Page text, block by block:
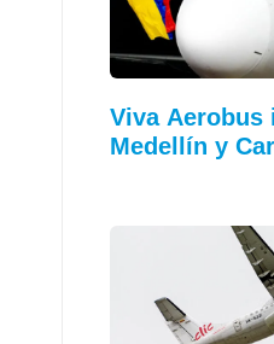
Viva
Medellín y